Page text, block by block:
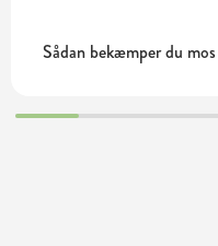
Sådan bekæmper du